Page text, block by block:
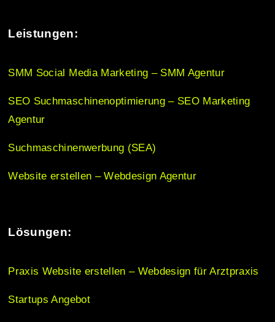
t
i
o
n
Leistungen:
SMM Social Media Marketing – SMM Agentur
SEO Suchmaschinenoptimierung – SEO Marketing
Agentur
Suchmaschinenwerbung (SEA)
Website erstellen – Webdesign Agentur
Lösungen:
Praxis Website erstellen – Webdesign für Arztpraxis
Startups Angebot